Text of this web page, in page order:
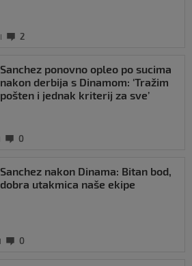
2
Sanchez ponovno opleo po sucima
nakon derbija s Dinamom: ‘Tražim
pošten i jednak kriterij za sve’
0
Sanchez nakon Dinama: Bitan bod,
dobra utakmica naše ekipe
0